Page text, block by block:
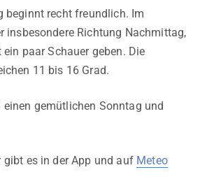
beginnt recht freundlich. Im
insbesondere Richtung Nachmittag,
paar Schauer geben. Die
11 bis 16 Grad.
einen gemütlichen Sonntag und
gibt es in der App und auf Meteo